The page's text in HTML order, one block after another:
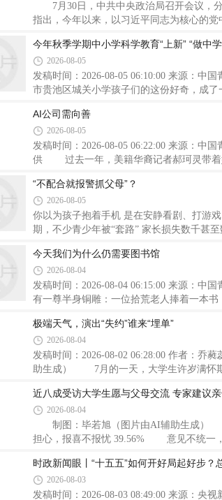
季，自今年7月
7月30日，中共中央政治局召开会议，
指出，今年以来，以习近平同志为核心的
构向优的发展态势。同时，要高度重视经
势，推动高质量发展行稳致远。 今年上
增长4.7%。上半年国内生
今年秋季学期中小学科学教育“上新” “做中
2026-08-05
发稿时间：2026-08-05 06:10:00 来源
市贵池区城关小学孩子们的这份好奇，成
孩子们设计对比实验方案，利用课后时间
霉，闻渗出的清酿甜汁，不少孩
AI公司需向善
2026-08-05
发稿时间：2026-08-05 06:22:00 来源：中
供 过去一年，美籍华裔记者郝珂灵带着
者，用7年时间，调查了这个曾宣称
“不配合就报警抓父母”？
2026-08-05
你以为孩子抱着手机 是在安静看剧、打游
期，不少青少年被“套路” 家长损失数千甚
收款存在限制等理由实施诈骗，小龙累计被
时，不慎
今天我们为什么仍需要图书馆
2026-08-04
发稿时间：2026-08-04 06:15:00 来源：
有一尊半身铜雕：一位拾荒老人捧着一本
选择离开。读书是为了明辨是非，不是让你
什么需要图书馆”的话题摆上台面。
极端天气，演出“失约”谁来“埋单”
2026-08-04
发稿时间：2026-08-02 06:28:00 作者：
助生成） 7月的一天，大学生许岁满怀期
气这一不可抗力因素影响，决定取消举办”。
近八成受访大学生愿与父母交流 专家建议
2026-08-04
制图：毕若旭（图片由AI辅助生成）
担心，报喜不报忧 39.56% 意见不统
事就不会交流 16.93% 不知道该聊什
—————————— 许岩和丈夫会将自
时政新闻眼丨“十五五”如何开好局起好步？
2026-08-03
发稿时间：2026-08-03 08:49:00 来源：